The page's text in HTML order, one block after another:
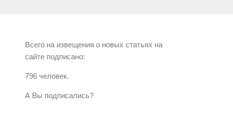
Всего на извещения о новых статьях на
сайте подписано:
796 человек.
А Вы подписались?